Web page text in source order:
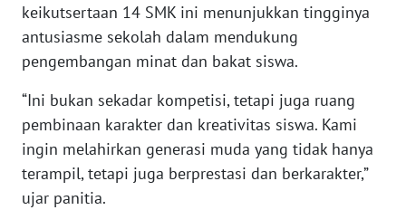
keikutsertaan 14 SMK ini menunjukkan tingginya
antusiasme sekolah dalam mendukung
pengembangan minat dan bakat siswa.
“Ini bukan sekadar kompetisi, tetapi juga ruang
pembinaan karakter dan kreativitas siswa. Kami
ingin melahirkan generasi muda yang tidak hanya
terampil, tetapi juga berprestasi dan berkarakter,”
ujar panitia.
PAPUA
WN
BARAT
WN
RIAU